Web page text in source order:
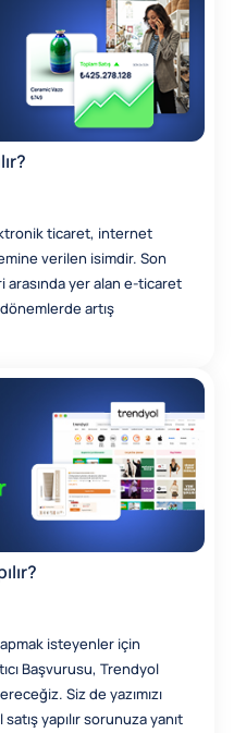
ticaret, internet
verilen isimdir. Son
arasında yer alan e-ticaret
artış
isteyenler için
Başvurusu, Trendyol
Siz de yazımızı
yapılır sorunuza yanıt